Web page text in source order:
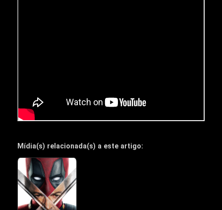
Mídia(s) relacionada(s) a este artigo: